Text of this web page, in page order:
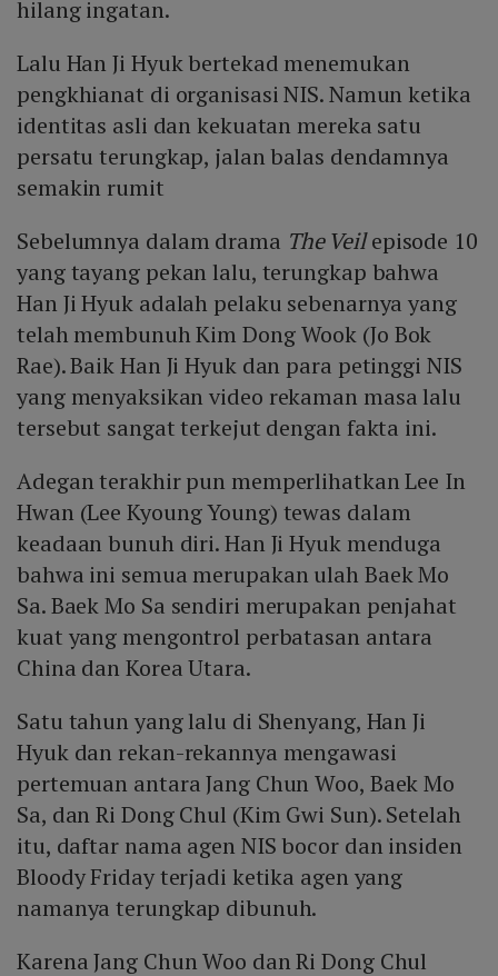
hilang ingatan.
Lalu Han Ji Hyuk bertekad menemukan
pengkhianat di organisasi NIS. Namun ketika
identitas asli dan kekuatan mereka satu
persatu terungkap, jalan balas dendamnya
semakin rumit
Sebelumnya dalam drama The Veilepisode 10
yang tayang pekan lalu, terungkap bahwa
Han Ji Hyuk adalah pelaku sebenarnya yang
telah membunuh Kim Dong Wook (Jo Bok
Rae). Baik Han Ji Hyuk dan para petinggi NIS
yang menyaksikan video rekaman masa lalu
tersebut sangat terkejut dengan fakta ini.
Adegan terakhir pun memperlihatkan Lee In
Hwan (Lee Kyoung Young) tewas dalam
keadaan bunuh diri. Han Ji Hyuk menduga
bahwa ini semua merupakan ulah Baek Mo
Sa. Baek Mo Sa sendiri merupakan penjahat
kuat yang mengontrol perbatasan antara
China dan Korea Utara.
Satu tahun yang lalu di Shenyang, Han Ji
Hyuk dan rekan-rekannya mengawasi
pertemuan antara Jang Chun Woo, Baek Mo
Sa, dan Ri Dong Chul (Kim Gwi Sun). Setelah
itu, daftar nama agen NIS bocor dan insiden
Bloody Friday terjadi ketika agen yang
namanya terungkap dibunuh.
Karena Jang Chun Woo dan Ri Dong Chul